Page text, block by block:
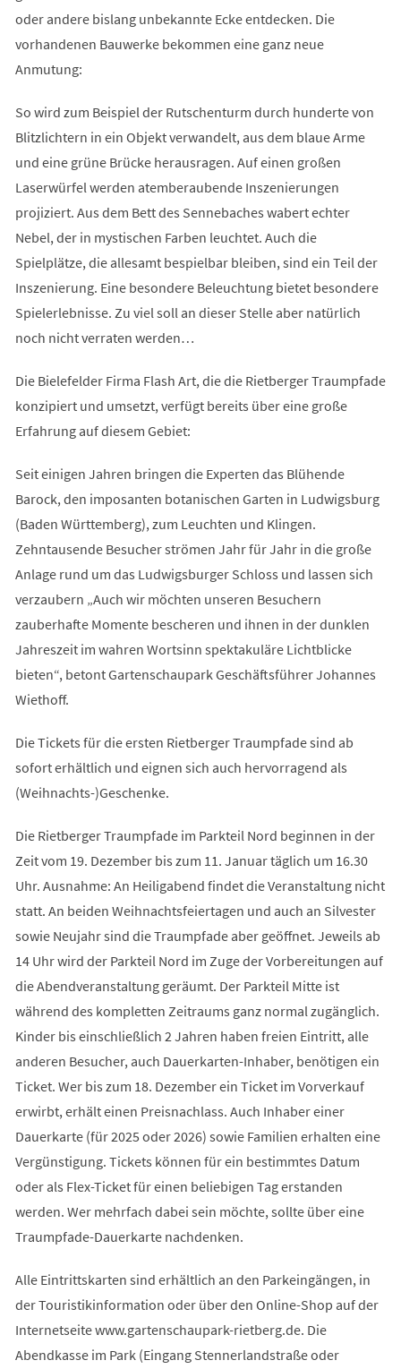
oder andere bislang unbekannte Ecke entdecken. Die
vorhandenen Bauwerke bekommen eine ganz neue
Anmutung:
So wird zum Beispiel der Rutschenturm durch hunderte von
Blitzlichtern in ein Objekt verwandelt, aus dem blaue Arme
und eine grüne Brücke herausragen. Auf einen großen
Laserwürfel werden atemberaubende Inszenierungen
projiziert. Aus dem Bett des Sennebaches wabert echter
Nebel, der in mystischen Farben leuchtet. Auch die
Spielplätze, die allesamt bespielbar bleiben, sind ein Teil der
Inszenierung. Eine besondere Beleuchtung bietet besondere
Spielerlebnisse. Zu viel soll an dieser Stelle aber natürlich
noch nicht verraten werden…
Die Bielefelder Firma Flash Art, die die Rietberger Traumpfade
konzipiert und umsetzt, verfügt bereits über eine große
Erfahrung auf diesem Gebiet:
Seit einigen Jahren bringen die Experten das Blühende
Barock, den imposanten botanischen Garten in Ludwigsburg
(Baden Württemberg), zum Leuchten und Klingen.
Zehntausende Besucher strömen Jahr für Jahr in die große
Anlage rund um das Ludwigsburger Schloss und lassen sich
verzaubern „Auch wir möchten unseren Besuchern
zauberhafte Momente bescheren und ihnen in der dunklen
Jahreszeit im wahren Wortsinn spektakuläre Lichtblicke
bieten“, betont Gartenschaupark Geschäftsführer Johannes
Wiethoff.
Die Tickets für die ersten Rietberger Traumpfade sind ab
sofort erhältlich und eignen sich auch hervorragend als
(Weihnachts-)Geschenke.
Die Rietberger Traumpfade im Parkteil Nord beginnen in der
Zeit vom 19. Dezember bis zum 11. Januar täglich um 16.30
Uhr. Ausnahme: An Heiligabend findet die Veranstaltung nicht
statt. An beiden Weihnachtsfeiertagen und auch an Silvester
sowie Neujahr sind die Traumpfade aber geöffnet. Jeweils ab
14 Uhr wird der Parkteil Nord im Zuge der Vorbereitungen auf
die Abendveranstaltung geräumt. Der Parkteil Mitte ist
während des kompletten Zeitraums ganz normal zugänglich.
Kinder bis einschließlich 2 Jahren haben freien Eintritt, alle
anderen Besucher, auch Dauerkarten-Inhaber, benötigen ein
Ticket. Wer bis zum 18. Dezember ein Ticket im Vorverkauf
erwirbt, erhält einen Preisnachlass. Auch Inhaber einer
Dauerkarte (für 2025 oder 2026) sowie Familien erhalten eine
Vergünstigung. Tickets können für ein bestimmtes Datum
oder als Flex-Ticket für einen beliebigen Tag erstanden
werden. Wer mehrfach dabei sein möchte, sollte über eine
Traumpfade-Dauerkarte nachdenken.
Alle Eintrittskarten sind erhältlich an den Parkeingängen, in
der Touristikinformation oder über den Online-Shop auf der
Internetseite www.gartenschaupark-rietberg.de. Die
Abendkasse im Park (Eingang Stennerlandstraße oder